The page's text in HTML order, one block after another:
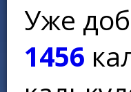
Уже
1456